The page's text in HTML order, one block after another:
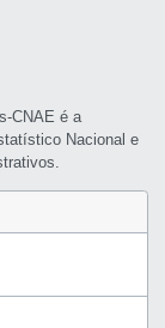
CNAE é a
Nacional e